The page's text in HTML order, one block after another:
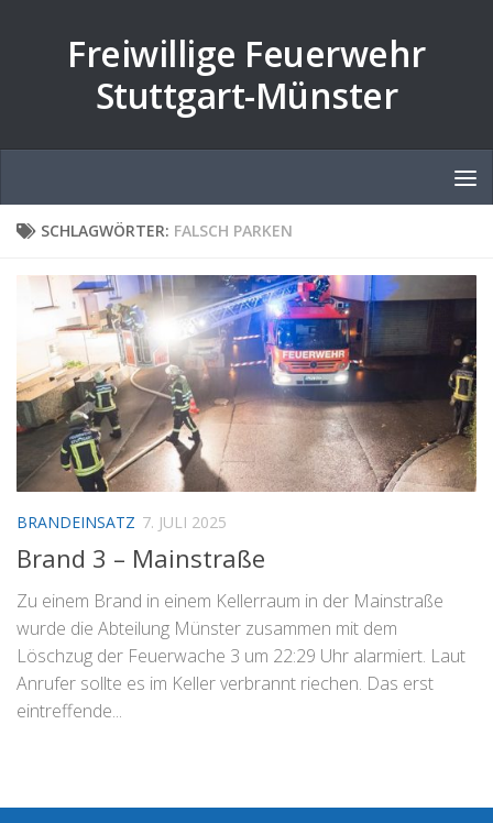
Freiwillige Feuerwehr
Stuttgart-Münster
SCHLAGWÖRTER: FALSCH PARKEN
BRANDEINSATZ 7. JULI 2025
Brand 3 – Mainstraße
Zu einem Brand in einem Kellerraum in der Mainstraße
wurde die Abteilung Münster zusammen mit dem
Löschzug der Feuerwache 3 um 22:29 Uhr alarmiert. Laut
Anrufer sollte es im Keller verbrannt riechen. Das erst
eintreffende...